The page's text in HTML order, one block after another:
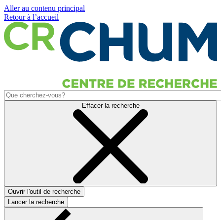
Aller au contenu principal
Retour à l’accueil
Effacer la recherche
Ouvrir l'outil de recherche
Lancer la recherche